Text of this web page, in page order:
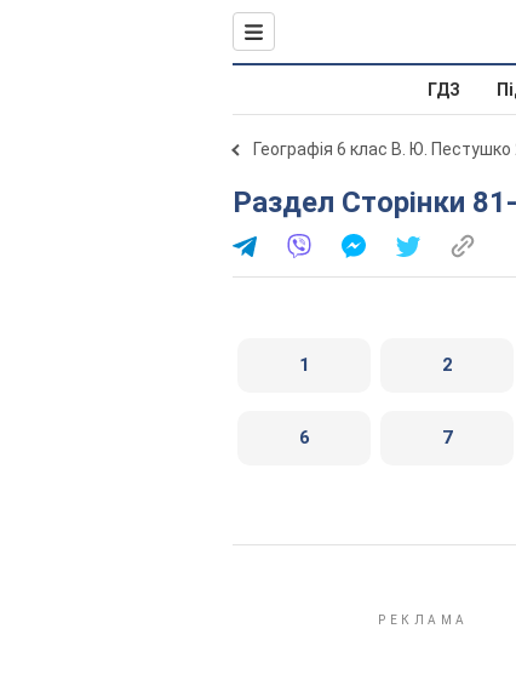
ГДЗ
Географія 6 клас В. Ю. Пестушко
Раздел Сторінки
1 2
6 7